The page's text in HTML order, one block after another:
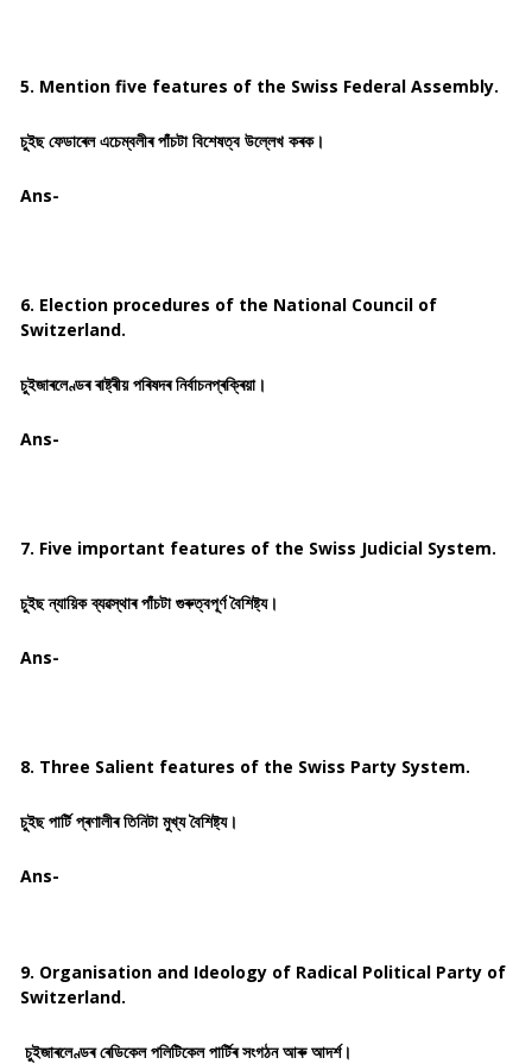
5. Mention five features of the Swiss Federal Assembly.
চুইছ ফেডাৰেল এচেম্বলীৰ পাঁচটা বিশেষত্ব উল্লেখ কৰক।
Ans-
6. Election procedures of the National Council of
Switzerland.
চুইজাৰলেণ্ডৰ ৰাষ্ট্ৰীয় পৰিষদৰ নিৰ্বাচনপ্ৰক্ৰিয়া।
Ans-
7. Five important features of the Swiss Judicial System.
চুইছ ন্যায়িক ব্যৱস্থাৰ পাঁচটা গুৰুত্বপূৰ্ণ বৈশিষ্ট্য।
Ans-
8. Three Salient features of the Swiss Party System.
চুইছ পাৰ্টি প্ৰণালীৰ তিনিটা মুখ্য বৈশিষ্ট্য।
Ans-
9. Organisation and Ideology of Radical Political Party of
Switzerland.
চুইজাৰলেণ্ডৰ ৰেডিকেল পলিটিকেল পাৰ্টিৰ সংগঠন আৰু আদৰ্শ।